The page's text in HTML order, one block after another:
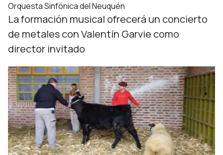
Orquesta Sinfónica del Neuquén
La formación musical ofrecerá un concierto
de metales con Valentín Garvie como
director invitado